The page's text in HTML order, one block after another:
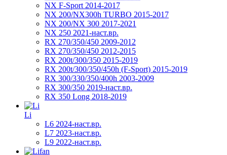
NX F-Sport 2014-2017
NX 200/NX300h TURBO 2015-2017
NX 200/NX 300 2017-2021
NX 250 2021-наст.вр.
RX 270/350/450 2009-2012
RX 270/350/450 2012-2015
RX 200t/300/350 2015-2019
RX 200t/300/350/450h (F-Sport) 2015-2019
RX 300/330/350/400h 2003-2009
RX 300/350 2019-наст.вр.
RX 350 Long 2018-2019
Li
L6 2024-наст.вр.
L7 2023-наст.вр.
L9 2022-наст.вр.